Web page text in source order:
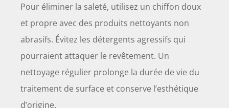
Pour éliminer la saleté, utilisez un chiffon doux
et propre avec des produits nettoyants non
abrasifs. Évitez les détergents agressifs qui
pourraient attaquer le revêtement. Un
nettoyage régulier prolonge la durée de vie du
traitement de surface et conserve l’esthétique
d’origine.